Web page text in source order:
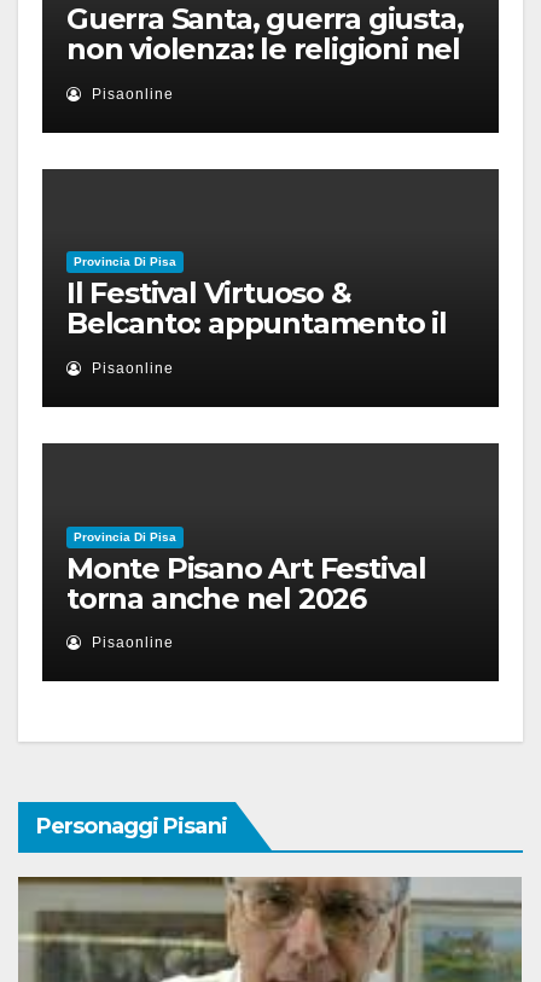
Guerra Santa, guerra giusta,
non violenza: le religioni nel
nuovo disordine mondiale
Pisaonline
Provincia Di Pisa
Il Festival Virtuoso &
Belcanto: appuntamento il
28 luglio a Palazzo Blu con
Ruben Micieli
Pisaonline
Provincia Di Pisa
Monte Pisano Art Festival
torna anche nel 2026
Pisaonline
Personaggi Pisani